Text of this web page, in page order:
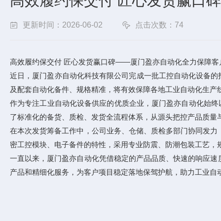
更新时间：2026-06-02 点击次数：74
高效履约保交付 匠心发货赢口碑——厦门盈亦自动化全力保障客
近日，厦门盈亦自动化科技有限公司完成一批工控自动化设备
及配套自动化备件、规格精准，将有效保障各地工业自动化生
作为专注工业自动化设备供应的优质企业，厦门盈亦自动化始
了标准化的备货、质检、发货全流程体系，从源头把控产品质量
在本次发货筹备工作中，公司业务、仓储、质检多部门协同发
密工控模块、电子备件的特性，采用专业防震、防潮包装工艺
一直以来，厦门盈亦自动化凭借稳定的产品品质、快速的响应
产品和精细化服务，为客户项目稳定落地保驾护航，助力工业自